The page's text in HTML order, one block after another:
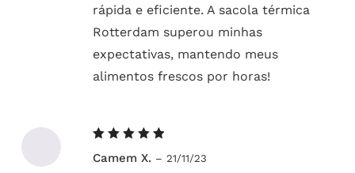
rápida e eficiente. A sacola térmica
Rotterdam superou minhas
expectativas, mantendo meus
alimentos frescos por horas!
5de 5
Camem X. – 21/11/23